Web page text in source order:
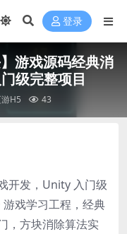
登录
游戏源码经典消
级完整项目
H5 43
开发，Unity 入门级
戏学习工程，经典
，方块消除算法实